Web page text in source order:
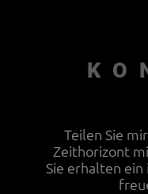
Teilen Sie
Zeithorizont
Sie erhalten